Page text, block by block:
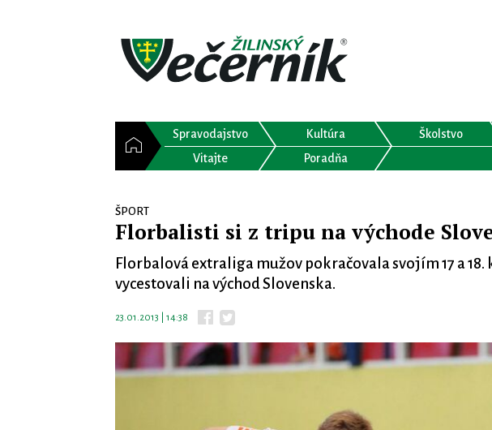
Spravodajstvo Kultúra Školstvo
Vitajte
Poradňa
ŠPORT
Florbalisti si z tripu na východe
Florbalová extraliga mužov pokračovala svojím 17 a
vycestovali na východ Slovenska.
23.01.2013 | 14:38